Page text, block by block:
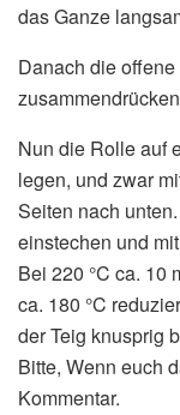
das Ganze
Danach die
Nun die Rolle auf
legen, und zwar
Seiten nach
einstechen und
Bei 220 °C ca. 10
ca. 180 °C
der Teig knusprig
Bitte, Wenn euch
Kommentar.